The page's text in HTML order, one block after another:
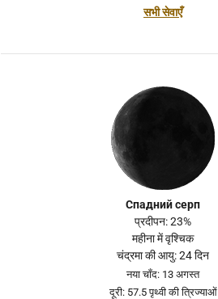
सभी सेवाएँ
Спадний серп
प्रदीपन: 23%
महीना में वृश्चिक
चंद्रमा की आयु: 24 दिन
नया चाँद: 13 अगस्त
दूरी: 57.5 पृथ्वी की त्रिज्याओं